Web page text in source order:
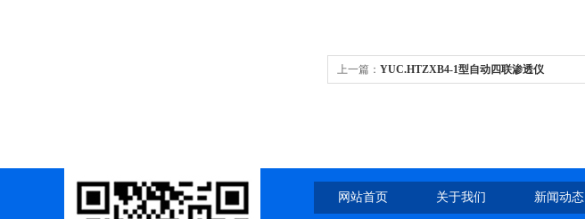
上一篇： YUC.HTZXB4-1型自动四联渗透仪
网站首页 关于我们 新闻动态